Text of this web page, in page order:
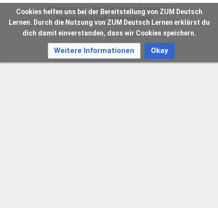
Datenschutz
Über ZUM Deutsch Lernen
Impressum & Haftungsausschluss
Cookies helfen uns bei der Bereitstellung von ZUM Deutsch
Lernen. Durch die Nutzung von ZUM Deutsch Lernen erklärst du
dich damit einverstanden, dass wir Cookies speichern.
Weitere Informationen Okay